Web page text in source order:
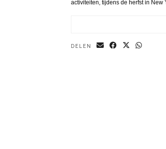
activiteiten, tijdens de herfst in New
DELEN